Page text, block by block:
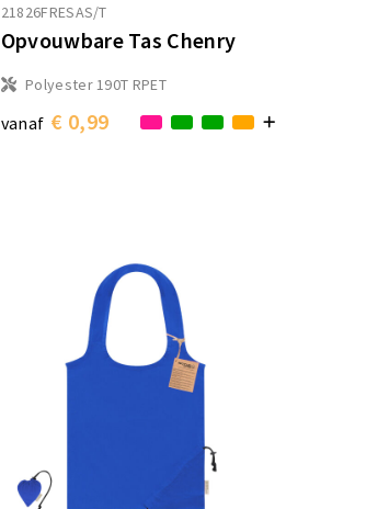
21826FRESAS/T
Opvouwbare Tas Chenry
Polyester 190T RPET
vanaf € 0,99